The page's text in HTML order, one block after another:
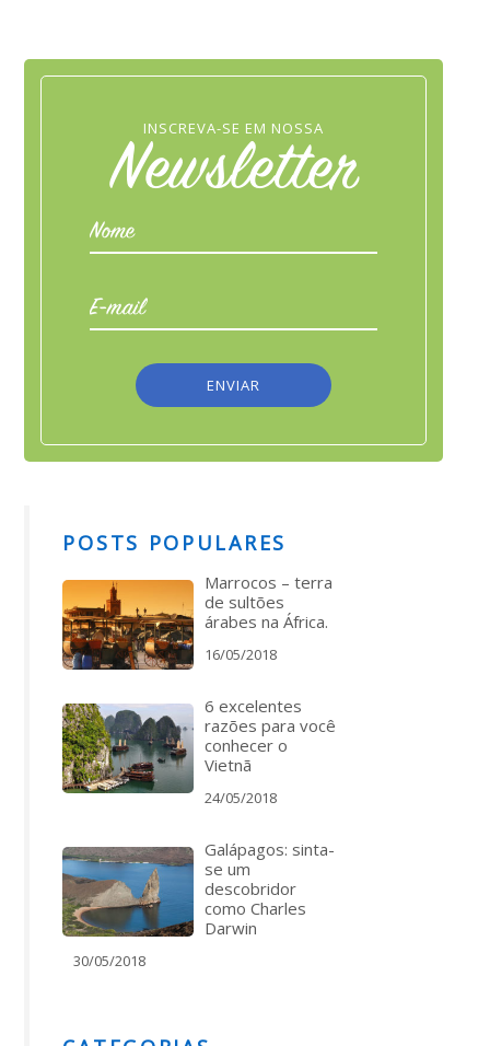
INSCREVA-SE EM NOSSA
Newsletter
POSTS POPULARES
Marrocos – terra
de sultões
árabes na África.
16/05/2018
6 excelentes
razões para você
conhecer o
Vietnã
24/05/2018
Galápagos: sinta-
se um
descobridor
como Charles
Darwin
30/05/2018